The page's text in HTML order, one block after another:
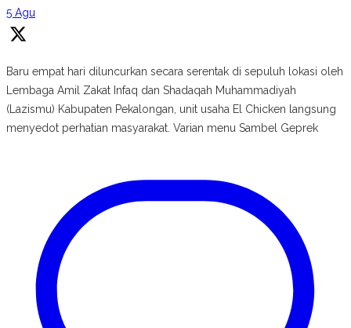
5 Agu
Baru empat hari diluncurkan secara serentak di sepuluh lokasi oleh
Lembaga Amil Zakat Infaq dan Shadaqah Muhammadiyah
(Lazismu) Kabupaten Pekalongan, unit usaha El Chicken langsung
menyedot perhatian masyarakat. Varian menu Sambel Geprek